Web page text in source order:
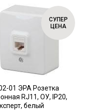
СУПЕР
ЦЕНА
01 ЭРА Розетка
RJ11, ОУ, IP20,
белый